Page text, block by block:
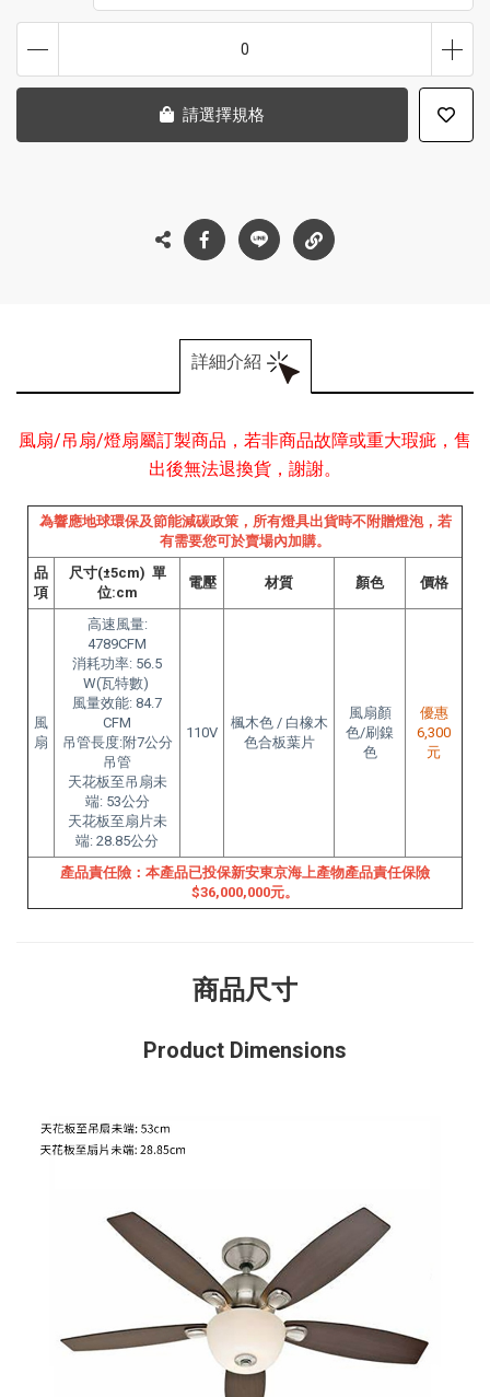
0
請選擇規格
詳細介紹
風扇/吊扇/燈扇屬訂製商品，若非商品故障或重大瑕疵，售
出後無法退換貨，謝謝。
為響應地球環保及節能減碳政策，所有燈具出貨時不附贈燈泡，若
有需要您可於賣場內加購。
品
項
尺寸(±5cm) 單
位:cm
電壓 材質 顏色 價格
風
扇
高速風量:
4789CFM
消耗功率: 56.5
W(瓦特數)
風量效能: 84.7
CFM
吊管長度:附7公分
吊管
天花板至吊扇未
端: 53公分
天花板至扇片未
端: 28.85公分
110V
楓木色 / 白橡木
色合板葉片
風扇顏
色/刷鎳
色
優惠
6,300
元
產品責任險：本產品已投保新安東京海上產物產品責任保險
$36,000,000元。
商品尺寸
Product Dimensions